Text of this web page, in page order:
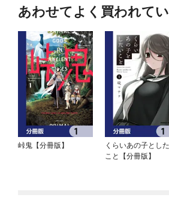
あわせてよく買われて
峠鬼【分冊版】
くらいあの子とし
こと【分冊版】